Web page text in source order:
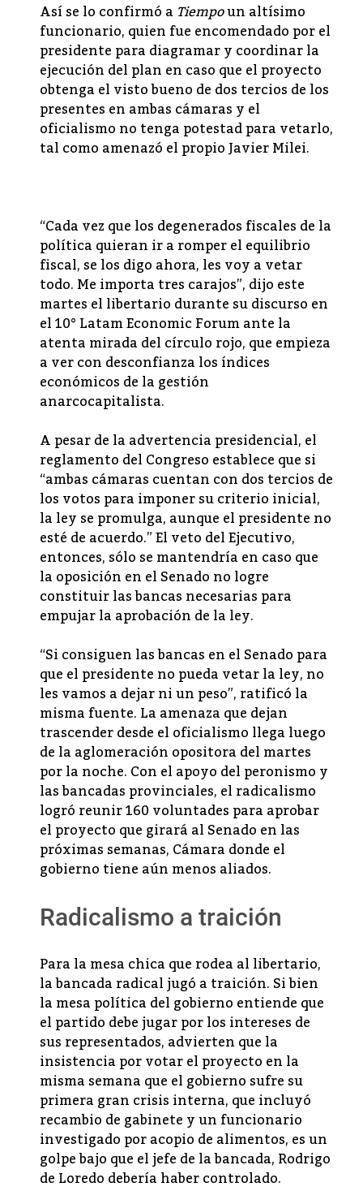
Así se lo confirmó a Tiempoun altísimo
funcionario, quien fue encomendado por el
presidente para diagramar y coordinar la
ejecución del plan en caso que el proyecto
obtenga el visto bueno de dos tercios de los
presentes en ambas cámaras y el
oficialismo no tenga potestad para vetarlo,
tal como amenazó el propio Javier Milei.
“Cada vez que los degenerados fiscales de la
política quieran ir a romper el equilibrio
fiscal, se los digo ahora, les voy a vetar
todo. Me importa tres carajos”, dijo este
martes el libertario durante su discurso en
el 10° Latam Economic Forum ante la
atenta mirada del círculo rojo, que empieza
a ver con desconfianza los índices
económicos de la gestión
anarcocapitalista.
A pesar de la advertencia presidencial, el
reglamento del Congreso establece que si
“ambas cámaras cuentan con dos tercios de
los votos para imponer su criterio inicial,
la ley se promulga, aunque el presidente no
esté de acuerdo.” El veto del Ejecutivo,
entonces, sólo se mantendría en caso que
la oposición en el Senado no logre
constituir las bancas necesarias para
empujar la aprobación de la ley.
“Si consiguen las bancas en el Senado para
que el presidente no pueda vetar la ley, no
les vamos a dejar ni un peso”, ratificó la
misma fuente. La amenaza que dejan
trascender desde el oficialismo llega luego
de la aglomeración opositora del martes
por la noche. Con el apoyo del peronismo y
las bancadas provinciales, el radicalismo
logró reunir 160 voluntades para aprobar
el proyecto que girará alSenadoen las
próximas semanas, Cámara donde el
gobierno tiene aún menos aliados.
Radicalismo a traición
Para la mesa chica que rodea al libertario,
la bancada radical jugó a traición. Si bien
la mesa política del gobierno entiende que
el partido debe jugar por los intereses de
sus representados, advierten que la
insistencia por votar el proyecto en la
misma semana que el gobierno sufre su
primera gran crisis interna, que incluyó
recambio de gabinete y un funcionario
investigado por acopio de alimentos, es un
golpe bajo que el jefe de la bancada, Rodrigo
de Loredo debería haber controlado.